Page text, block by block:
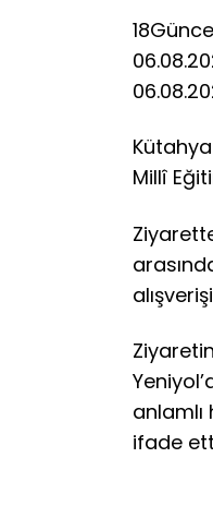
18
Millî
anlamlı
ifade